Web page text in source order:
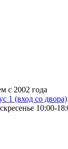
с 2002 года
1 (вход со двора)
10:00-